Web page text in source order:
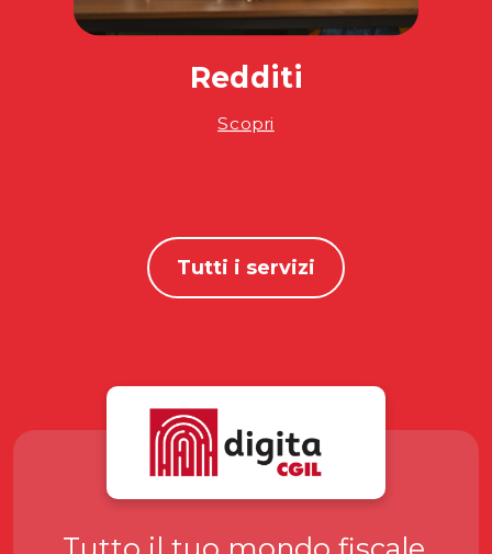
Redditi
Scopri
Tutti i servizi